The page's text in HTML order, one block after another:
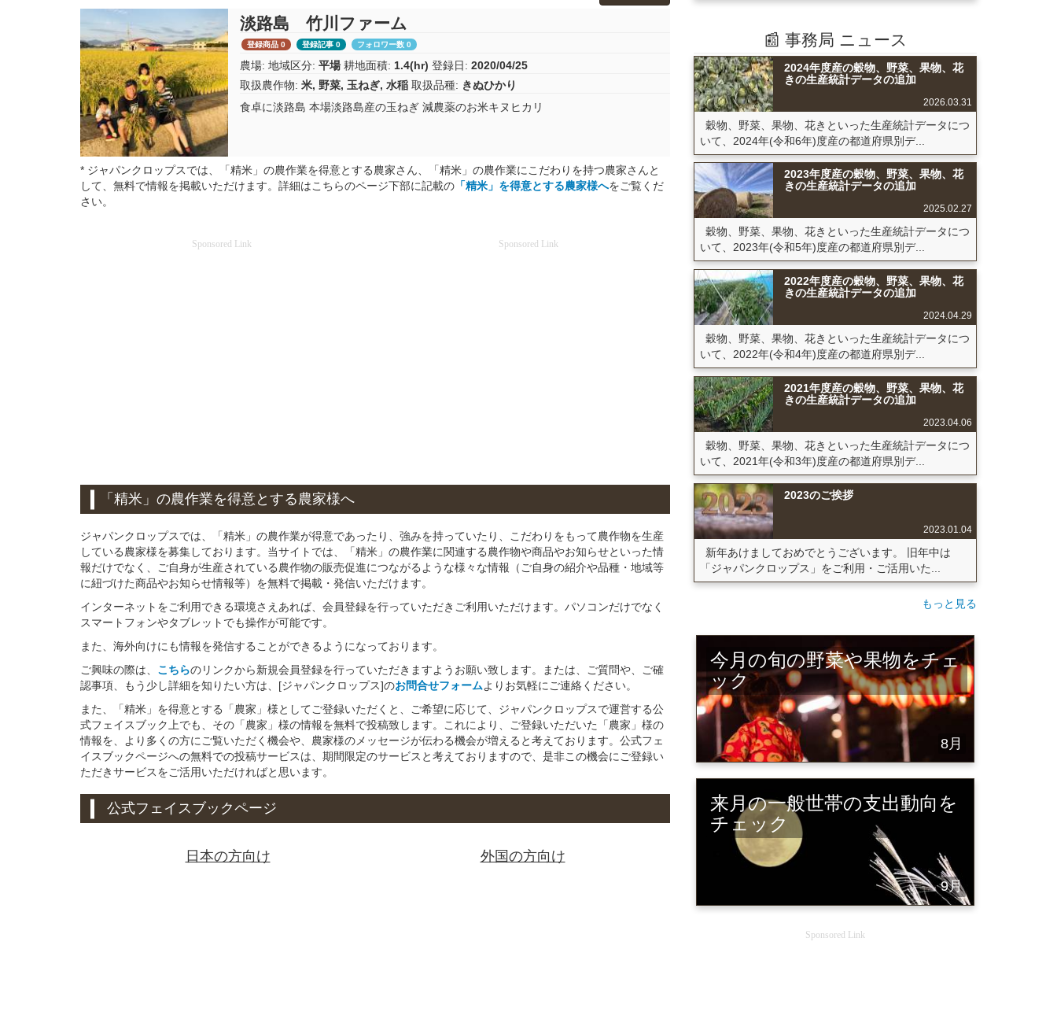
淡路島 竹川ファーム
登録商品 0 登録記事 0 フォロワー数 0
農場: 地域区分: 平場 耕地面積: 1.4(hr) 登録日: 2020/04/25
取扱農作物: 米, 野菜, 玉ねぎ, 水稲 取扱品種: きぬひかり
食卓に淡路島 本場淡路島産の玉ねぎ 減農薬のお米キヌヒカリ
* ジャパンクロップスでは、「精米」の農作業を得意とする農家さん、「精米」の農作業にこだわりを持つ農家さんと
して、無料で情報を掲載いただけます。詳細はこちらのページ下部に記載の 「精米」を得意とする農家様へをご覧くだ
さい。
Sponsored Link Sponsored Link
「精米」の農作業を得意とする農家様へ
ジャパンクロップスでは、「精米」の農作業が得意であったり、強みを持っていたり、こだわりをもって農作物を生産
している農家様を募集しております。当サイトでは、「精米」の農作業に関連する農作物や商品やお知らせといった情
報だけでなく、ご自身が生産されている農作物の販売促進につながるような様々な情報（ご自身の紹介や品種・地域等
に紐づけた商品やお知らせ情報等）を無料で掲載・発信いただけます。
インターネットをご利用できる環境さえあれば、会員登録を行っていただきご利用いただけます。パソコンだけでなく
スマートフォンやタブレットでも操作が可能です。
また、海外向けにも情報を発信することができるようになっております。
ご興味の際は、 こちらのリンクから新規会員登録を行っていただきますようお願い致します。または、ご質問や、ご確
認事項、もう少し詳細を知りたい方は、[ジャパンクロップス]のお問合せフォームよりお気軽にご連絡ください。
また、「精米」を得意とする「農家」様としてご登録いただくと、ご希望に応じて、ジャパンクロップスで運営する公
式フェイスブック上でも、その「農家」様の情報を無料で投稿致します。これにより、ご登録いただいた「農家」様の
情報を、より多くの方にご覧いただく機会や、農家様のメッセージが伝わる機会が増えると考えております。公式フェ
イスブックページへの無料での投稿サービスは、期間限定のサービスと考えておりますので、是非この機会にご登録い
ただきサービスをご活用いただければと思います。
公式フェイスブックページ
日本の方向け 外国の方向け
📰 事務局 ニュース
2024年度産の穀物、野菜、果物、花
きの生産統計データの追加
2026.03.31
穀物、野菜、果物、花きといった生産統計データにつ
いて、2024年(令和6年)度産の都道府県別デ...
2023年度産の穀物、野菜、果物、花
きの生産統計データの追加
2025.02.27
穀物、野菜、果物、花きといった生産統計データにつ
いて、2023年(令和5年)度産の都道府県別デ...
2022年度産の穀物、野菜、果物、花
きの生産統計データの追加
2024.04.29
穀物、野菜、果物、花きといった生産統計データにつ
いて、2022年(令和4年)度産の都道府県別デ...
2021年度産の穀物、野菜、果物、花
きの生産統計データの追加
2023.04.06
穀物、野菜、果物、花きといった生産統計データにつ
いて、2021年(令和3年)度産の都道府県別デ...
2023のご挨拶
2023.01.04
新年あけましておめでとうございます。 旧年中は
「ジャパンクロップス」をご利用・ご活用いた...
もっと見る
今月の旬の野菜や果物をチェ
ック
8月
来月の一般世帯の支出動向を
チェック
9月
Sponsored Link